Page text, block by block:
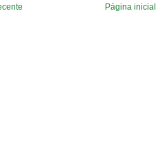
Página inicial